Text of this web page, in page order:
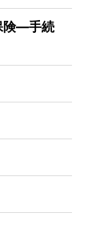
険―手続